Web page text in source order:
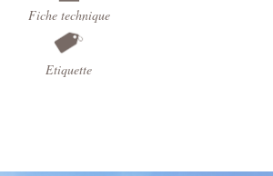
Fiche technique
Etiquette